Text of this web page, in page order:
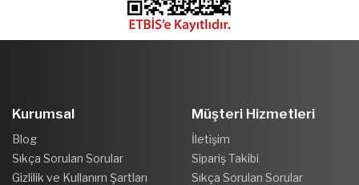
Kurumsal
Blog
Sıkça Sorulan Sorular
Gizlilik ve Kullanım Şartları
Müşteri Hizmetleri
İletişim
Sipariş Takibi
Sıkça Sorulan Sorular